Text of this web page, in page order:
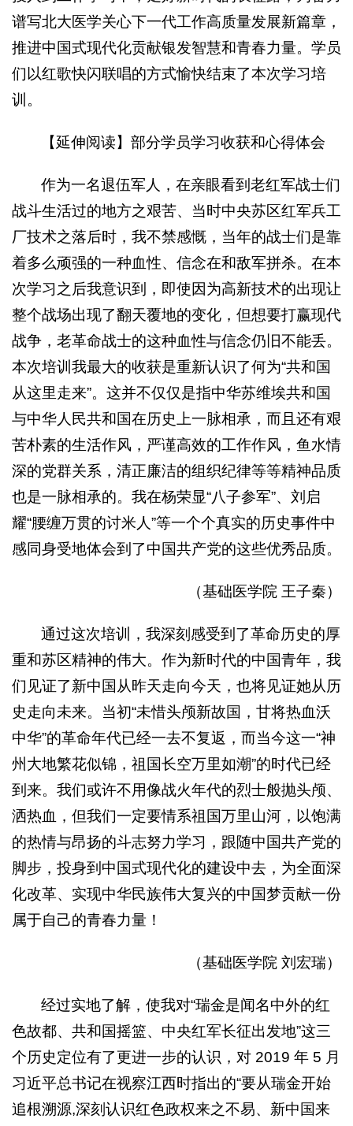
谱写北大医学关心下一代工作高质量发展新篇章，
推进中国式现代化贡献银发智慧和青春力量。学员
们以红歌快闪联唱的方式愉快结束了本次学习培
训。
【延伸阅读】部分学员学习收获和心得体会
作为一名退伍军人，在亲眼看到老红军战士们
战斗生活过的地方之艰苦、当时中央苏区红军兵工
厂技术之落后时，我不禁感慨，当年的战士们是靠
着多么顽强的一种血性、信念在和敌军拼杀。在本
次学习之后我意识到，即使因为高新技术的出现让
整个战场出现了翻天覆地的变化，但想要打赢现代
战争，老革命战士的这种血性与信念仍旧不能丢。
本次培训我最大的收获是重新认识了何为“共和国
从这里走来”。这并不仅仅是指中华苏维埃共和国
与中华人民共和国在历史上一脉相承，而且还有艰
苦朴素的生活作风，严谨高效的工作作风，鱼水情
深的党群关系，清正廉洁的组织纪律等等精神品质
也是一脉相承的。我在杨荣显“八子参军”、刘启
耀“腰缠万贯的讨米人”等一个个真实的历史事件中
感同身受地体会到了中国共产党的这些优秀品质。
（基础医学院 王子秦）
通过这次培训，我深刻感受到了革命历史的厚
重和苏区精神的伟大。作为新时代的中国青年，我
们见证了新中国从昨天走向今天，也将见证她从历
史走向未来。当初“未惜头颅新故国，甘将热血沃
中华”的革命年代已经一去不复返，而当今这一“神
州大地繁花似锦，祖国长空万里如潮”的时代已经
到来。我们或许不用像战火年代的烈士般抛头颅、
洒热血，但我们一定要情系祖国万里山河，以饱满
的热情与昂扬的斗志努力学习，跟随中国共产党的
脚步，投身到中国式现代化的建设中去，为全面深
化改革、实现中华民族伟大复兴的中国梦贡献一份
属于自己的青春力量！
（基础医学院 刘宏瑞）
经过实地了解，使我对“瑞金是闻名中外的红
色故都、共和国摇篮、中央红军长征出发地”这三
个历史定位有了更进一步的认识，对 2019 年 5 月
习近平总书记在视察江西时指出的“要从瑞金开始
追根溯源,深刻认识红色政权来之不易、新中国来